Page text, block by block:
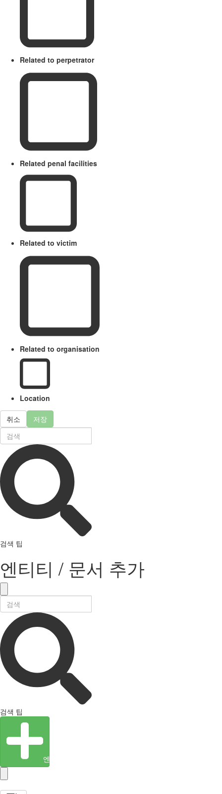
Related to perpetrator
Related penal facilities
Related to victim
Related to organisation
Location
취소 저장
검색 팁
엔티티 / 문서 추가
검색 팁
엔티티 생성